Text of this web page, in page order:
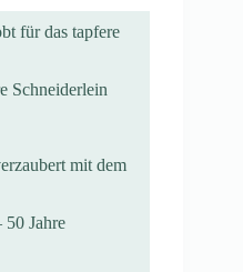
für das tapfere
Schneiderlein
mit dem
50 Jahre